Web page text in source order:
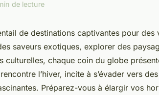
de lecture
de destinations captivantes pour des
saveurs exotiques, explorer des
culturelles, chaque coin du globe
l’hiver, incite à s’évader vers
Préparez-vous à élargir vos